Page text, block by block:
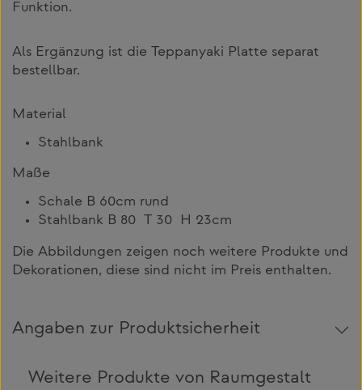
Funktion.
Als Ergänzung ist die Teppanyaki Platte separat
bestellbar.
Material
Stahlbank
Maße
Schale B 60cm rund
Stahlbank B 80 T 30 H 23cm
Die Abbildungen zeigen noch weitere Produkte und
Dekorationen, diese sind nicht im Preis enthalten.
Angaben zur Produktsicherheit
Weitere Produkte von Raumgestalt